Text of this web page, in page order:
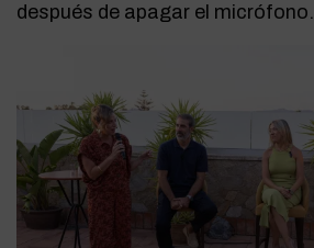
después de apagar el micrófono.